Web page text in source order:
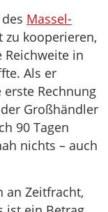
Massel-
zu kooperieren,
in
Als er
Rechnung
Großhändler
90 Tagen
nichts – auch
an Zeitfracht,